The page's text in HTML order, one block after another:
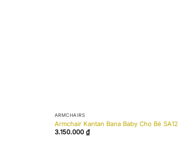
ARMCHAIRS
Armchair Kantan Bana Baby Cho Bé SA12
3.150.000 ₫